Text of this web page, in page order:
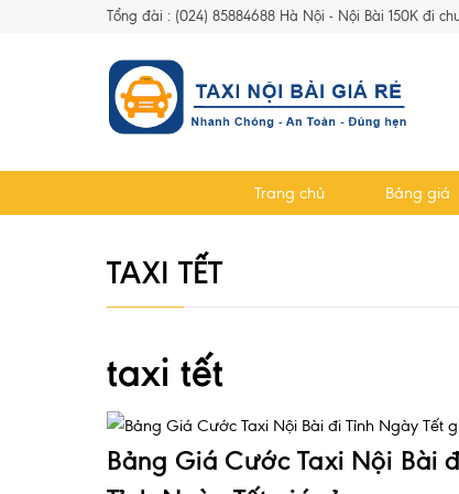
Tổng đài : (024) 85884688 Hà Nội - Nội Bài 150K đi
Trang chủ Bảng giá
TAXI TẾT
taxi tết
Bảng Giá Cước Taxi Nội Bài